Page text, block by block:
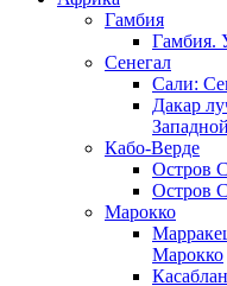
Гамбия
Гамбия.
Сенегал
Сали:
Дакар
Кабо-Верде
Остров
Остров
Марокко
Марокко